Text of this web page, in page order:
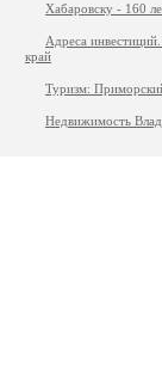
Хабаровску - 160
Адреса
край
Туризм:
Недвижимость